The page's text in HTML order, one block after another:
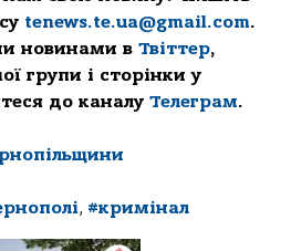
tenews.te.ua@gmail.com.
новинами в Твіттер,
групи і сторінки у
до каналу Телеграм.
, #кримінал